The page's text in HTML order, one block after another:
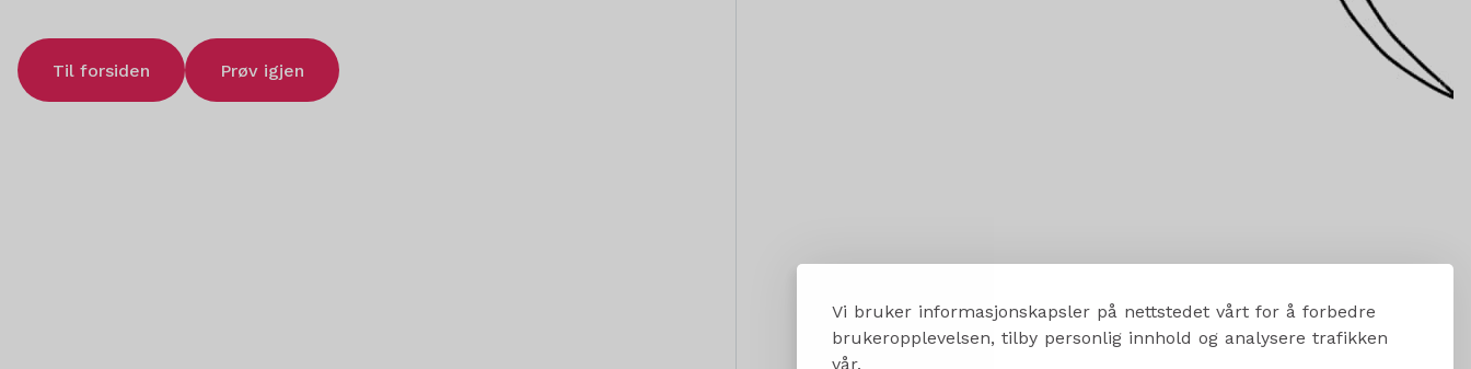
Vi bruker informasjonskapsler på nettstedet vårt for å forbedre
brukeropplevelsen, tilby personlig innhold og analysere trafikken
vår.
Til forsiden Prøv igjen